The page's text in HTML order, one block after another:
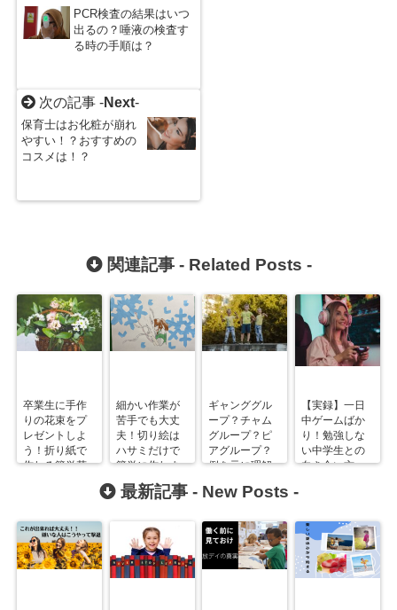
PCR検査の結果はいつ
出るの？唾液の検査す
る時の手順は？
次の記事 -Next-
保育士はお化粧が崩れ
やすい！？おすすめの
コスメは！？
関連記事 - Related Posts -
卒業生に手作
りの花束をプ
レゼントしよ
う！折り紙で
作れる簡単花
細かい作業が
苦手でも大丈
夫！切り絵は
ハサミだけで
簡単に作れま
ギャンググル
ープ？チャム
グループ？ピ
アグループ？
例を元に理解
【実録】一日
中ゲームばか
り！勉強しな
い中学生との
向き合い方
最新記事 - New Posts -